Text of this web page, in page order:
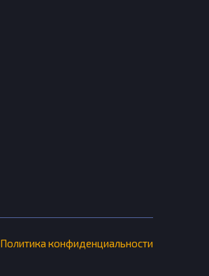
Политика конфиденциальности